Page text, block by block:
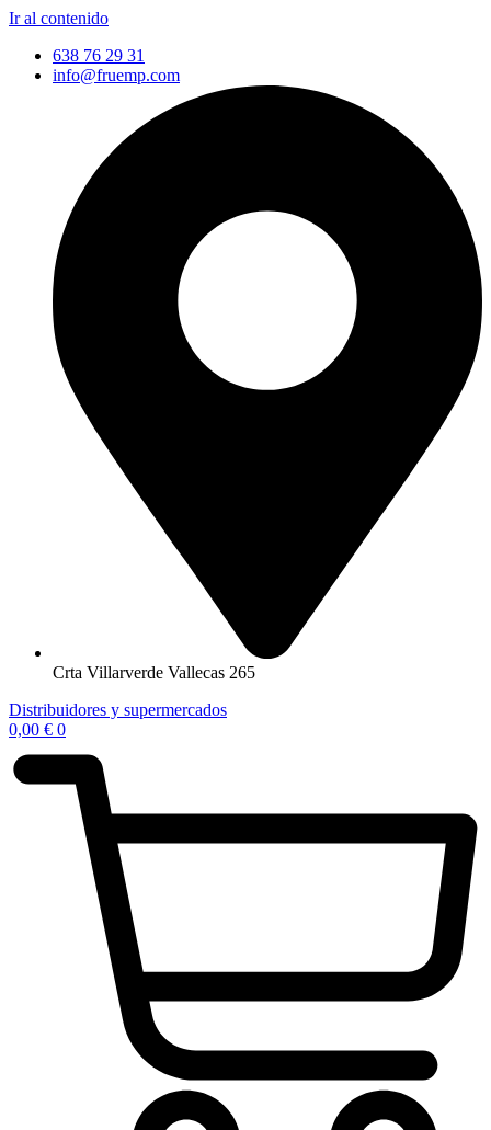
Ir al contenido
638 76 29 31
info@fruemp.com
Crta Villarverde Vallecas 265
Distribuidores y supermercados
0,00 € 0